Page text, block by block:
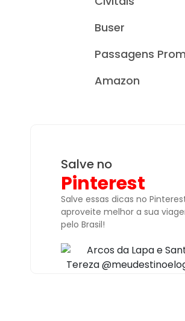
Buser
Passagens
Amazon
Salve no
Pinterest
Salve essas dicas no
aproveite melhor a sua
pelo Brasil!